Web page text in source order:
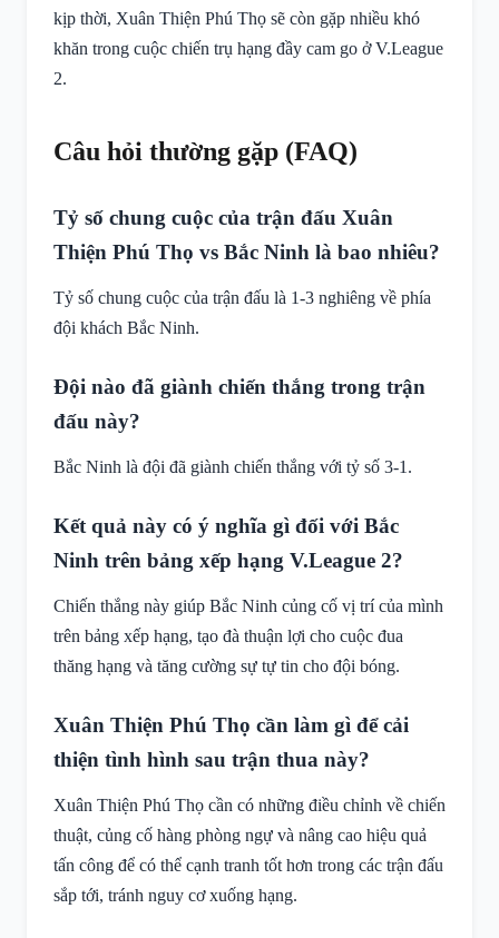
kịp thời, Xuân Thiện Phú Thọ sẽ còn gặp nhiều khó
khăn trong cuộc chiến trụ hạng đầy cam go ở V.League
2.
Câu hỏi thường gặp (FAQ)
Tỷ số chung cuộc của trận đấu Xuân
Thiện Phú Thọ vs Bắc Ninh là bao nhiêu?
Tỷ số chung cuộc của trận đấu là 1-3 nghiêng về phía
đội khách Bắc Ninh.
Đội nào đã giành chiến thắng trong trận
đấu này?
Bắc Ninh là đội đã giành chiến thắng với tỷ số 3-1.
Kết quả này có ý nghĩa gì đối với Bắc
Ninh trên bảng xếp hạng V.League 2?
Chiến thắng này giúp Bắc Ninh củng cố vị trí của mình
trên bảng xếp hạng, tạo đà thuận lợi cho cuộc đua
thăng hạng và tăng cường sự tự tin cho đội bóng.
Xuân Thiện Phú Thọ cần làm gì để cải
thiện tình hình sau trận thua này?
Xuân Thiện Phú Thọ cần có những điều chỉnh về chiến
thuật, củng cố hàng phòng ngự và nâng cao hiệu quả
tấn công để có thể cạnh tranh tốt hơn trong các trận đấu
sắp tới, tránh nguy cơ xuống hạng.